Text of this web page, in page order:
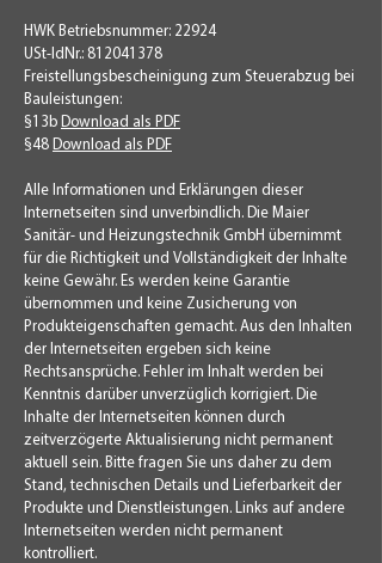
HWK Betriebsnummer: 22924
USt-IdNr.: 812041378
Freistellungsbescheinigung zum Steuerabzug bei
Bauleistungen:
§13b Download als PDF
§48 Download als PDF
Alle Informationen und Erklärungen dieser
Internetseiten sind unverbindlich. Die Maier
Sanitär- und Heizungstechnik GmbH übernimmt
für die Richtigkeit und Vollständigkeit der Inhalte
keine Gewähr. Es werden keine Garantie
übernommen und keine Zusicherung von
Produkteigenschaften gemacht. Aus den Inhalten
der Internetseiten ergeben sich keine
Rechtsansprüche. Fehler im Inhalt werden bei
Kenntnis darüber unverzüglich korrigiert. Die
Inhalte der Internetseiten können durch
zeitverzögerte Aktualisierung nicht permanent
aktuell sein. Bitte fragen Sie uns daher zu dem
Stand, technischen Details und Lieferbarkeit der
Produkte und Dienstleistungen. Links auf andere
Internetseiten werden nicht permanent
kontrolliert.